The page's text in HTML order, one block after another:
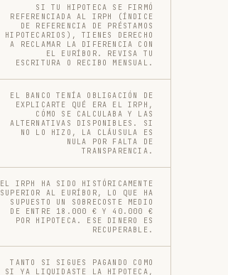
SI TU HIPOTECA SE FIRMÓ
REFERENCIADA AL IRPH (ÍNDICE
DE REFERENCIA DE PRÉSTAMOS
HIPOTECARIOS), TIENES DERECHO
A RECLAMAR LA DIFERENCIA CON
EL EURÍBOR. REVISA TU
ESCRITURA O RECIBO MENSUAL.
EL BANCO TENÍA OBLIGACIÓN DE
EXPLICARTE QUÉ ERA EL IRPH,
CÓMO SE CALCULABA Y LAS
ALTERNATIVAS DISPONIBLES. SI
NO LO HIZO, LA CLÁUSULA ES
NULA POR FALTA DE
TRANSPARENCIA.
EL IRPH HA SIDO HISTÓRICAMENTE
SUPERIOR AL EURÍBOR, LO QUE HA
SUPUESTO UN SOBRECOSTE MEDIO
DE ENTRE 18.000 € Y 40.000 €
POR HIPOTECA. ESE DINERO ES
RECUPERABLE.
TANTO SI SIGUES PAGANDO COMO
SI YA LIQUIDASTE LA HIPOTECA,